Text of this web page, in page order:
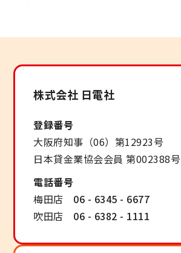
株式会社 日電社
登録番号
大阪府知事（06）第12923号
日本貸金業協会会員 第002388号
電話番号
梅田店 06 - 6345 - 6677
吹田店 06 - 6382 - 1111